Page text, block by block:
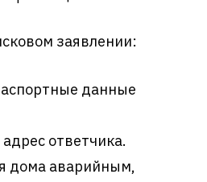
заявлении:
данные
ответчика.
дома аварийным,